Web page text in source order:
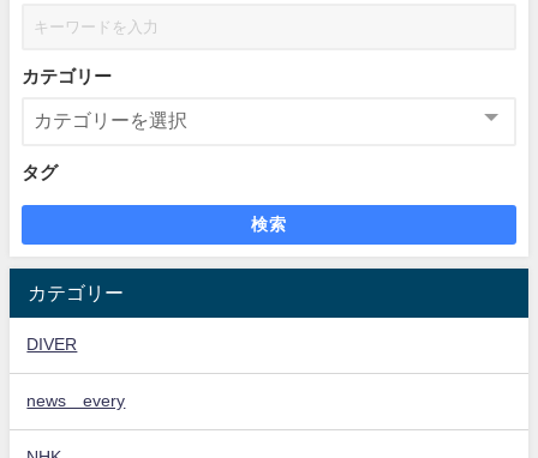
カテゴリー
タグ
検索
カテゴリー
DIVER
news every